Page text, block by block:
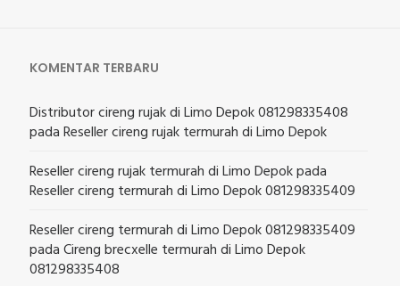
KOMENTAR TERBARU
Distributor cireng rujak di Limo Depok 081298335408
padaReseller cireng rujak termurah di Limo Depok
Reseller cireng rujak termurah di Limo Depokpada
Reseller cireng termurah di Limo Depok 081298335409
Reseller cireng termurah di Limo Depok 081298335409
padaCireng brecxelle termurah di Limo Depok
081298335408